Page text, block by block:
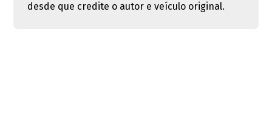
desde que credite o autor e veículo original.